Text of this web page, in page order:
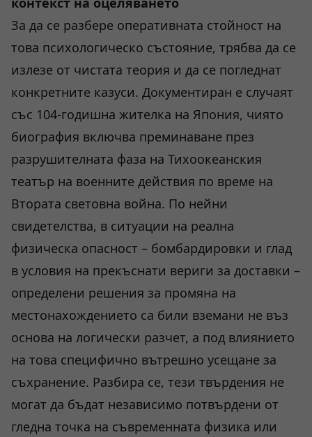
За да се разбере оперативната стойност на
това психологическо състояние, трябва да се
излезе от чистата теория и да се погледнат
конкретните казуси. Документиран е случаят
със 104-годишна жителка на Япония, чиято
биография включва преминаване през
разрушителната фаза на Тихоокеанския
театър на военните действия по време на
Втората световна война. По нейни
свидетелства, в ситуации на реална
физическа опасност – бомбардировки и глад
в условия на прекъснати вериги за доставки –
определени решения за промяна на
местонахождението са били вземани не въз
основа на логически разчет, а под влиянието
на това специфично вътрешно усещане за
съхранение. Разбира се, тези твърдения не
могат да бъдат независимо потвърдени от
гледна точка на съвременната физика или